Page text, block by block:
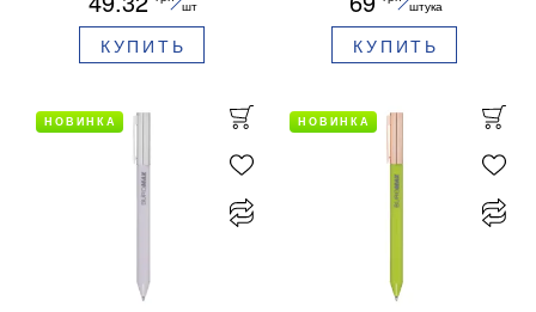
шт
КУПИТЬ
штука
КУПИТЬ
НОВИНКА НОВИНКА